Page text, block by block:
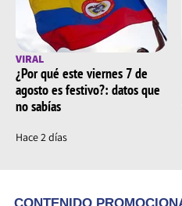
VIRAL
¿Por qué este viernes 7 de
agosto es festivo?: datos que
no sabías
Hace 2 días